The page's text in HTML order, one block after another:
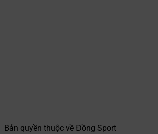
Bản quyền thuộc về Đồng Sport